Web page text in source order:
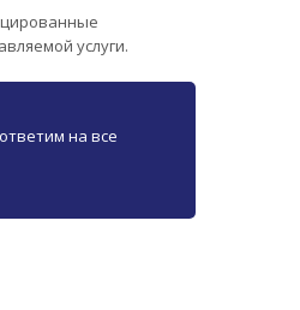
услуги.
на все